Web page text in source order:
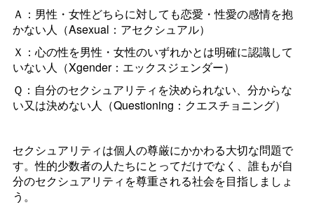
Ａ：男性・女性どちらに対しても恋愛・性愛の感情を抱
かない人（Asexual：アセクシュアル）
Ｘ：心の性を男性・女性のいずれかとは明確に認識して
いない人（Xgender：エックスジェンダー）
Ｑ：自分のセクシュアリティを決められない、分からな
い又は決めない人（Questioning：クエスチョニング）
セクシュアリティは個人の尊厳にかかわる大切な問題で
す。性的少数者の人たちにとってだけでなく、誰もが自
分のセクシュアリティを尊重される社会を目指しましょ
う。